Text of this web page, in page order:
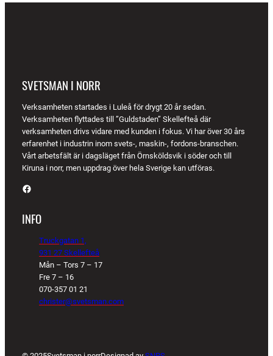
SVETSMAN I NORR
Verksamheten startades i Luleå för drygt 20 år sedan.
Verksamheten flyttades till ”Guldstaden” Skellefteå där
verksamheten drivs vidare med kunden i fokus. Vi har över 30 års
erfarenhet i industrin inom svets-, maskin-, fordons-branschen.
Vårt arbetsfält är i dagsläget från Örnsköldsvik i söder och till
Kiruna i norr, men uppdrag över hela Sverige kan utföras.
Facebook
INFO
Truckgatan 1,
931 27 Skellefteå
Mån – Tors 7 – 17
Fre 7 – 16
070-357 01 21
christer@svetsman.com